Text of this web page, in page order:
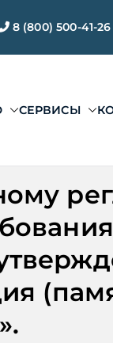
8 (800) 500-41-26
СЕРВИСЫ